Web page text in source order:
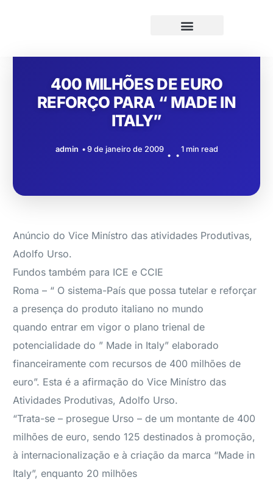
400 MILHÕES DE EURO
REFORÇO PARA “ MADE IN
ITALY”
admin 9 de janeiro de 2009 1 min read
Anúncio do Vice Minístro das atividades Produtivas,
Adolfo Urso.
Fundos também para ICE e CCIE
Roma – “ O sistema-País que possa tutelar e reforçar
a presença do produto italiano no mundo
quando entrar em vigor o plano trienal de
potencialidade do ” Made in Italy” elaborado
financeiramente com recursos de 400 milhões de
euro”. Esta é a afirmação do Vice Minístro das
Atividades Produtivas, Adolfo Urso.
“Trata-se – prosegue Urso – de um montante de 400
milhões de euro, sendo 125 destinados à promoção,
à internacionalização e à criação da marca “Made in
Italy”, enquanto 20 milhões